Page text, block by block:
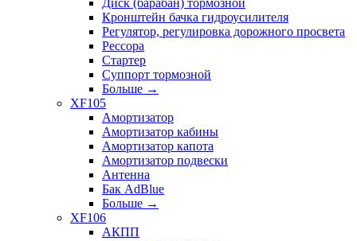
Диск (барабан) тормозной
Кронштейн бачка гидроусилителя
Регулятор, регулировка дорожного просвета
Рессора
Стартер
Суппорт тормозной
Больше →
XF105
Амортизатор
Амортизатор кабины
Амортизатор капота
Амортизатор подвески
Антенна
Бак AdBlue
Больше →
XF106
АКПП